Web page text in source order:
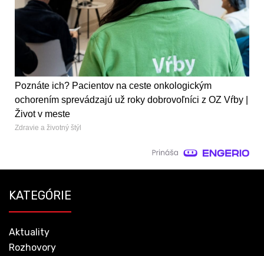
Poznáte ich? Pacientov na ceste onkologickým
ochorením sprevádzajú už roky dobrovoľníci z OZ Vŕby |
Život v meste
Zdravie a životný štýl
KATEGÓRIE
Aktuality
Rozhovory